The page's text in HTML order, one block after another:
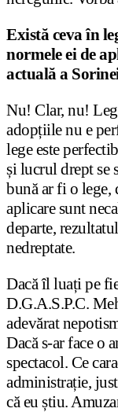
Există ceva în
normele ei de
actuală a
Nu! Clar, nu!
adopțiile nu e
lege este
și lucrul drept se
bună ar fi o lege,
aplicare sunt
departe,
nedreptate.
Dacă îl luați pe
D.G.A.S.P.C.
adevărat
Dacă s-ar face o
spectacol. Ce
administrație,
că eu știu.